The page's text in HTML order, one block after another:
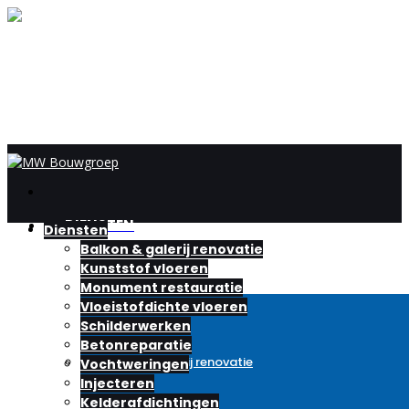
DIENSTEN
Balkon & galerij renovatie
Diensten
Balkon & galerij renovatie
Kunststof vloeren
Monument restauratie
Vloeistofdichte vloeren
Schilderwerken
Betonreparatie
Vochtweringen
Injecteren
Kelderafdichtingen